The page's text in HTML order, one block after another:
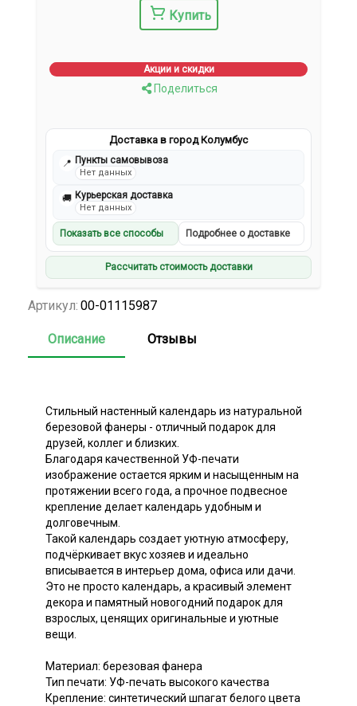
Купить
Акции и скидки
Поделиться
Доставка в город Колумбус
📍 Пункты самовывоза
Нет данных
🚚 Курьерская доставка
Нет данных
Показать все способы Подробнее о доставке
Рассчитать стоимость доставки
Артикул: 00-01115987
Описание Отзывы
Стильный настенный календарь из натуральной
березовой фанеры - отличный подарок для
друзей, коллег и близких.
Благодаря качественной УФ-печати
изображение остается ярким и насыщенным на
протяжении всего года, а прочное подвесное
крепление делает календарь удобным и
долговечным.
Такой календарь создает уютную атмосферу,
подчёркивает вкус хозяев и идеально
вписывается в интерьер дома, офиса или дачи.
Это не просто календарь, а красивый элемент
декора и памятный новогодний подарок для
взрослых, ценящих оригинальные и уютные
вещи.
Материал: березовая фанера
Тип печати: УФ-печать высокого качества
Крепление: синтетический шпагат белого цвета